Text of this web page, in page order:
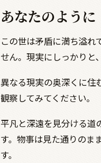
あなたのように
この世は矛盾に満ち溢れ
せん。現実にしっかりと
異なる現実の奥深くに住
観察してみてください。
平凡と深遠を見分ける道
す。物事は見た通りのま
す。